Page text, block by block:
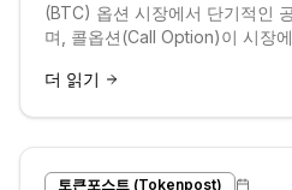
(BTC) 옵션 시장에서 단기적인
며, 콜옵션(Call Option)이 시장
요는 높은 수준을
더 읽기
토큰포스트 (Tokenpost)